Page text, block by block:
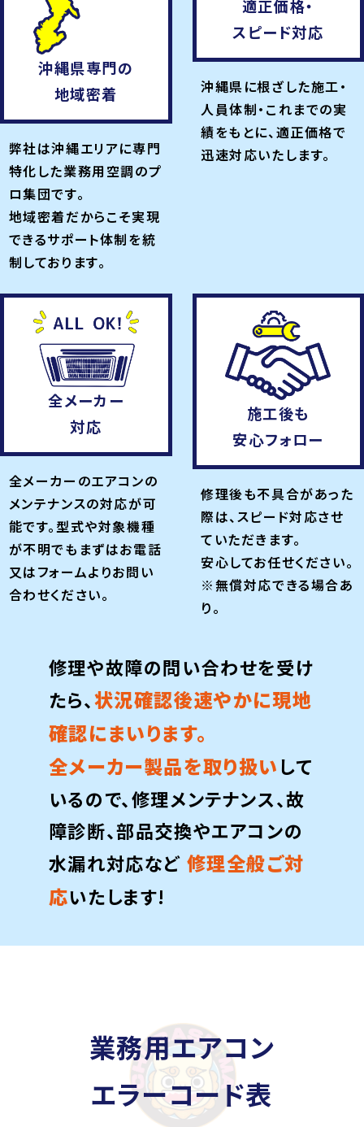
沖縄県専門の
地域密着
弊社は沖縄エリアに専門
特化した業務用空調のプ
ロ集団です。
地域密着だからこそ実現
できるサポート体制を統
制しております。
適正価格・
スピード対応
沖縄県に根ざした施工・
人員体制・これまでの実
績をもとに、適正価格で
迅速対応いたします。
全メーカー
対応
全メーカーのエアコンの
メンテナンスの対応が可
能です。型式や対象機種
が不明でもまずはお電話
又はフォームよりお問い
合わせください。
施工後も
安心フォロー
修理後も不具合があった
際は、スピード対応させ
ていただきます。
安心してお任せください。
※無償対応できる場合あ
り。
修理や故障の問い合わせを受け
たら、状況確認後速やかに現地
確認にまいります。
全メーカー製品を取り扱いして
いるので、修理メンテナンス、故
障診断、部品交換やエアコンの
水漏れ対応など 修理全般ご対
応いたします!
業務用エアコン
エラーコード表